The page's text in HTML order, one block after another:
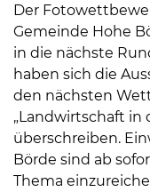
Der
Gemeinde Hohe
in die nächste
haben sich die
den nächsten
„Landwirtschaft in
überschreiben.
Börde sind ab
Thema